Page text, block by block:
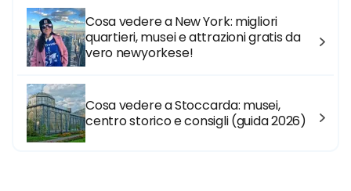
Cosa vedere a New York: migliori
quartieri, musei e attrazioni gratis da
vero newyorkese!
Cosa vedere a Stoccarda: musei,
centro storico e consigli (guida 2026)